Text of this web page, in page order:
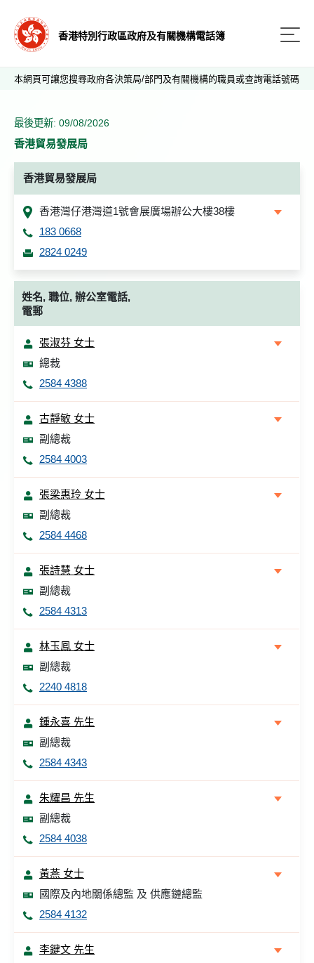
香港特別行政區政府及有關機構電話簿
本網頁可讓您搜尋政府各決策局/部門及有關機構的職員或查詢電話號碼
最後更新: 09/08/2026
香港貿易發展局
香港貿易發展局
香港灣仔港灣道1號會展廣場辦公大樓38樓
183 0668
2824 0249
姓名, 職位, 辦公室電話,
電郵
張淑芬 女士
總裁
2584 4388
古靜敏 女士
副總裁
2584 4003
張梁惠玲 女士
副總裁
2584 4468
張詩慧 女士
副總裁
2584 4313
林玉鳳 女士
副總裁
2240 4818
鍾永喜 先生
副總裁
2584 4343
朱耀昌 先生
副總裁
2584 4038
黃燕 女士
國際及內地關係總監 及 供應鏈總監
2584 4132
李鍵文 先生